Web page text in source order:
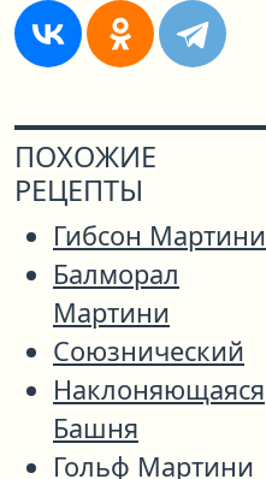
ПОХОЖИЕ
РЕЦЕПТЫ
Гибсон Мартини
Балморал
Мартини
Союзнический
Наклоняющаяся
Башня
Гольф Мартини